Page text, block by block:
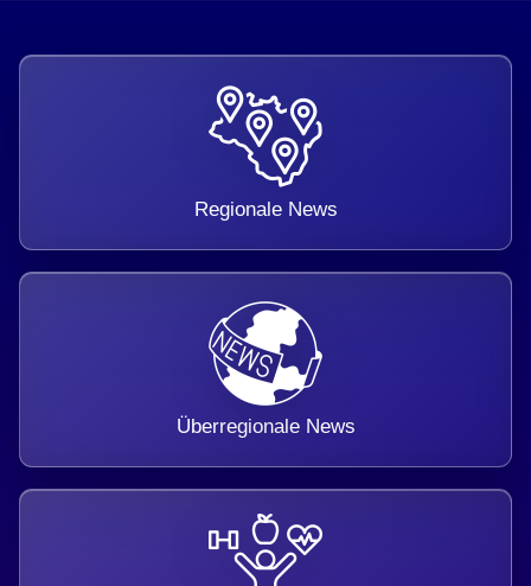
Regionale News
Überregionale News